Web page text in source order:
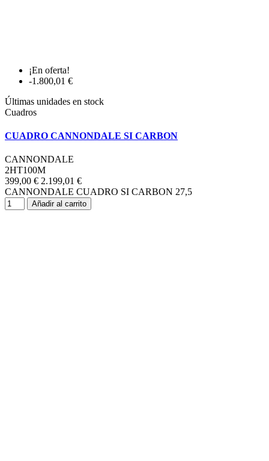
¡En oferta!
-1.800,01 €
Últimas unidades en stock
Cuadros
CUADRO CANNONDALE SI CARBON
CANNONDALE
2HT100M
399,00 € 2.199,01 €
CANNONDALE CUADRO SI CARBON 27,5
Añadir al carrito